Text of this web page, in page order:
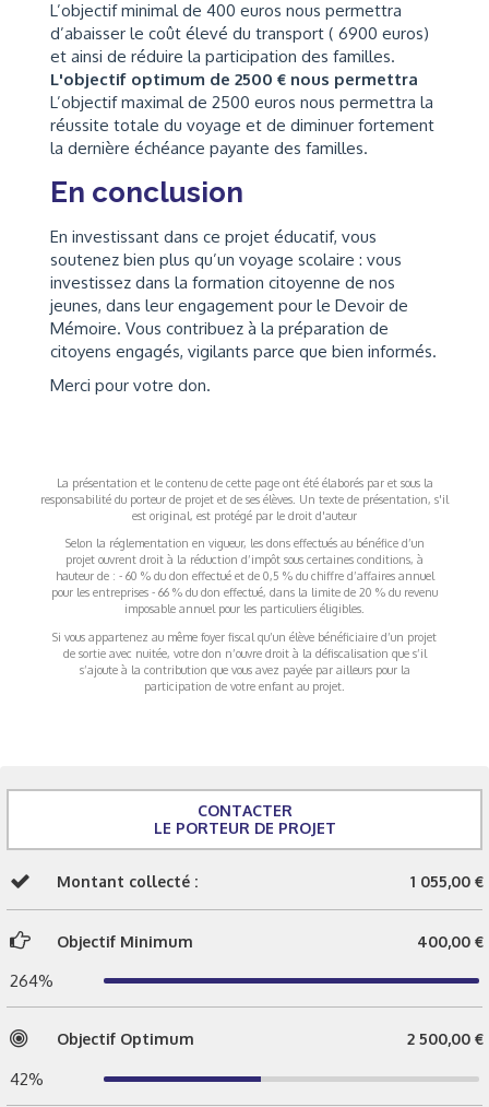
L’objectif minimal de 400 euros nous permettra
d’abaisser le coût élevé du transport ( 6900 euros)
et ainsi de réduire la participation des familles.
L'objectif optimum de 2500 € nous permettra
L’objectif maximal de 2500 euros nous permettra la
réussite totale du voyage et de diminuer fortement
la dernière échéance payante des familles.
En conclusion
En investissant dans ce projet éducatif, vous
soutenez bien plus qu’un voyage scolaire : vous
investissez dans la formation citoyenne de nos
jeunes, dans leur engagement pour le Devoir de
Mémoire. Vous contribuez à la préparation de
citoyens engagés, vigilants parce que bien informés.
Merci pour votre don.
La présentation et le contenu de cette page ont été élaborés par et sous la
responsabilité du porteur de projet et de ses élèves. Un texte de présentation, s'il
est original, est protégé par le droit d'auteur
Selon la réglementation en vigueur, les dons effectués au bénéfice d’un
projet ouvrent droit à la réduction d’impôt sous certaines conditions, à
hauteur de : - 60 % du don effectué et de 0,5 % du chiffre d’affaires annuel
pour les entreprises - 66 % du don effectué, dans la limite de 20 % du revenu
imposable annuel pour les particuliers éligibles.
Si vous appartenez au même foyer fiscal qu’un élève bénéficiaire d’un projet
de sortie avec nuitée, votre don n’ouvre droit à la défiscalisation que s’il
s’ajoute à la contribution que vous avez payée par ailleurs pour la
participation de votre enfant au projet.
CONTACTER
LE PORTEUR DE PROJET
Montant collecté : 1 055,00 €
Objectif Minimum 400,00 €
264%
Objectif Optimum 2 500,00 €
42%